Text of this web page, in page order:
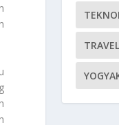
TRAVEL